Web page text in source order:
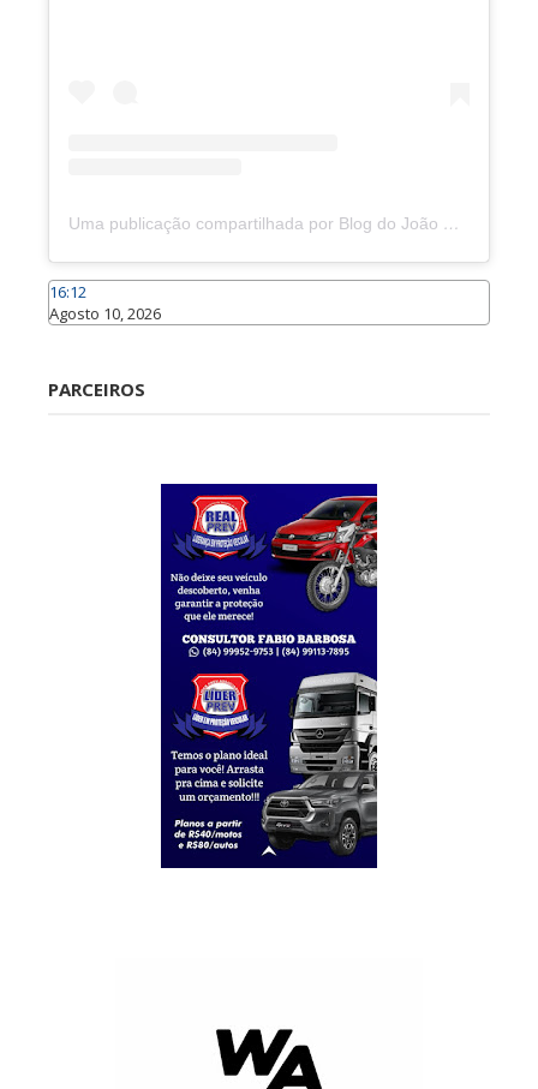
Uma publicação compartilhada por Blog do João Marcolino (@joaomarcolinoneto)
16:12
Agosto 10, 2026
PARCEIROS